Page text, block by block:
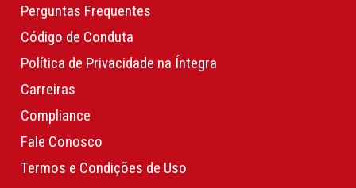
Perguntas Frequentes
Código de Conduta
Política de Privacidade na Íntegra
Carreiras
Compliance
Fale Conosco
Termos e Condições de Uso